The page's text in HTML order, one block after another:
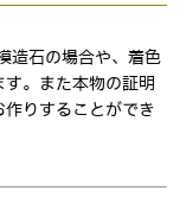
造石の場合や、着色
。また本物の証明
りすることができ